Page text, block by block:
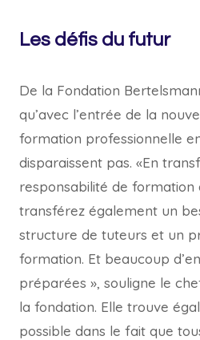
Les défis du futur
De la Fondation
qu’avec l’entrée de la
formation professionnelle
disparaissent pas. «En
responsabilité de formation
transférez également un
structure de tuteurs et un
formation. Et beaucoup
préparées », souligne le
la fondation. Elle trouve
possible dans le fait que